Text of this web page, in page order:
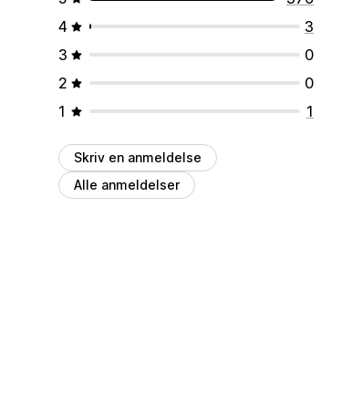
4
3
3
0
2
0
1
1
Skriv en anmeldelse
Alle anmeldelser